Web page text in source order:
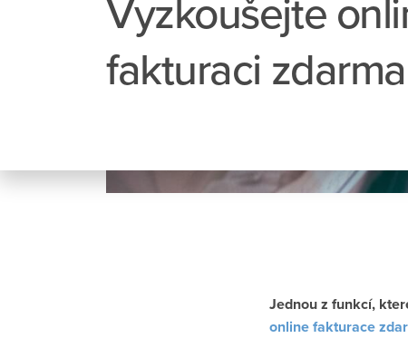
fakturaci zdarma
Jednou z funkcí,
online fakturace